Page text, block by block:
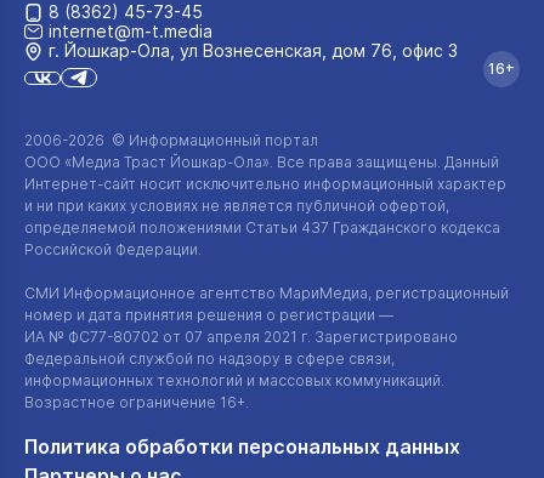
2006-2026 © Информационный портал
ООО «Медиа Траст Йошкар-Ола». Все права защищены. Данный
Интернет-сайт носит исключительно информационный характер
и ни при каких условиях не является публичной офертой,
определяемой положениями Статьи 437 Гражданского кодекса
Российской Федерации.
СМИ Информационное агентство МариМедиа, регистрационный
номер и дата принятия решения о регистрации —
ИА № ФС77-80702 от 07 апреля 2021 г. Зарегистрировано
Федеральной службой по надзору в сфере связи,
информационных технологий и массовых коммуникаций.
Возрастное ограничение 16+.
Политика обработки персональных данных
8 (8362) 45-73-45
internet@m-t.media
г. Йошкар‑Ола, ул Вознесенская, дом 76, офис 3
16+